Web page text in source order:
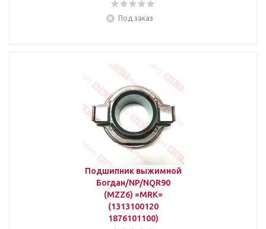
Под заказ
Подшипник выжимной
Богдан/NP/NQR90
(MZZ6) =MRK=
(1313100120
1876101100)